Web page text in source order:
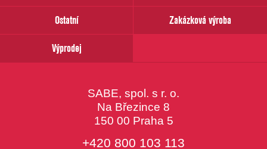
Ostatní
Zakázková výroba
Výprodej
SABE, spol. s r. o.
Na Březince 8
150 00 Praha 5
+420 800 103 113